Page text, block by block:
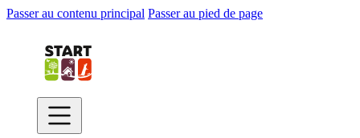
Passer au contenu principal Passer au pied de page